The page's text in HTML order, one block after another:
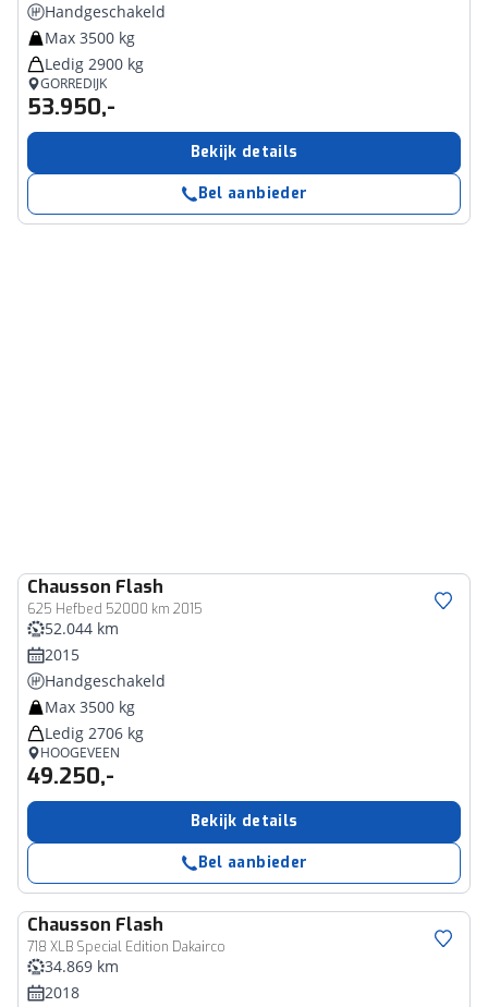
Handgeschakeld
Max 3500 kg
Ledig 2900 kg
GORREDIJK
53.950,-
Bekijk details
Bel aanbieder
Chausson Flash
625 Hefbed 52000 km 2015
52.044 km
2015
Handgeschakeld
Max 3500 kg
Ledig 2706 kg
HOOGEVEEN
49.250,-
Bekijk details
Bel aanbieder
Chausson Flash
718 XLB Special Edition Dakairco
34.869 km
2018